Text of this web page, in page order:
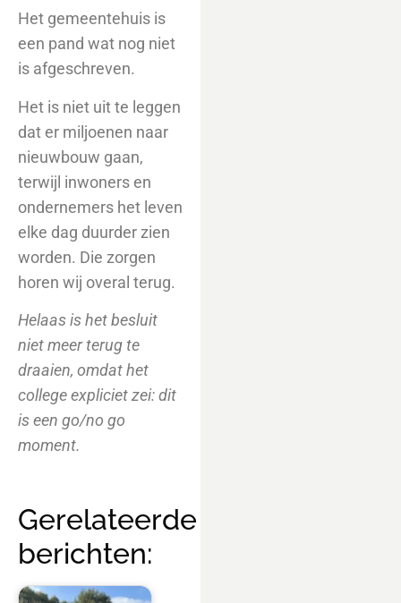
Het gemeentehuis is
een pand wat nog niet
is afgeschreven.
Het is niet uit te leggen
dat er miljoenen naar
nieuwbouw gaan,
terwijl inwoners en
ondernemers het leven
elke dag duurder zien
worden. Die zorgen
horen wij overal terug.
Helaas is het besluit
niet meer terug te
draaien, omdat het
college expliciet zei: dit
is een go/no go
moment.
Gerelateerde
berichten: